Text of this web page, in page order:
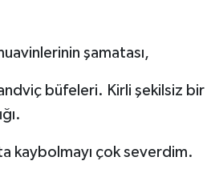
şamatası,
büfeleri. Kirli şekilsiz bir
kaybolmayı çok severdim.